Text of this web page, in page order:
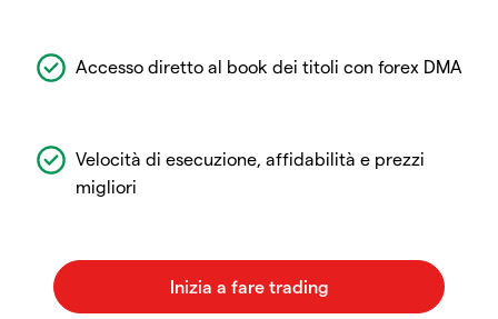
Accesso diretto al book dei titoli con forex DMA
Velocità di esecuzione, affidabilità e prezzi
migliori